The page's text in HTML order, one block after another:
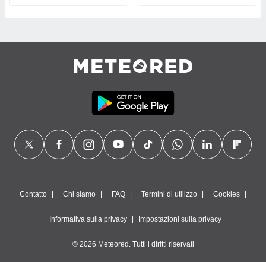
Contatto Chi siamo FAQ Termini di utilizzo Cookies
Informativa sulla privacy Impostazioni sulla privacy
© 2026 Meteored. Tutti i diritti riservati